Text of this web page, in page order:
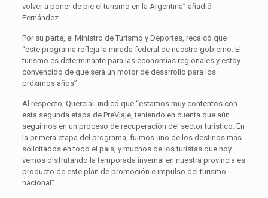
volver a poner de pie el turismo en la Argentina” añadió
Fernández.
Por su parte, el Ministro de Turismo y Deportes, recalcó que
“este programa refleja la mirada federal de nuestro gobierno. El
turismo es determinante para las economías regionales y estoy
convencido de que será un motor de desarrollo para los
próximos años”.
Al respecto, Querciali indicó que “estamos muy contentos con
esta segunda etapa de PreViaje, teniendo en cuenta que aún
seguimos en un proceso de recuperación del sector turístico. En
la primera etapa del programa, fuimos uno de los destinos más
solicitados en todo el país, y muchos de los turistas que hoy
vemos disfrutando la temporada invernal en nuestra provincia es
producto de este plan de promoción e impulso del turismo
nacional”.